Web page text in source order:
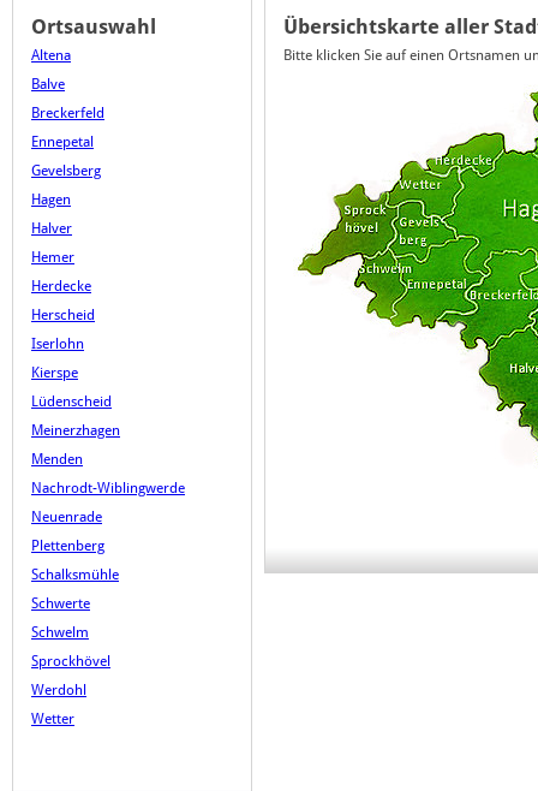
Ortsauswahl
Altena
Balve
Breckerfeld
Ennepetal
Gevelsberg
Hagen
Halver
Hemer
Herdecke
Herscheid
Iserlohn
Kierspe
Lüdenscheid
Meinerzhagen
Menden
Nachrodt-Wiblingwerde
Neuenrade
Plettenberg
Schalksmühle
Schwerte
Schwelm
Sprockhövel
Werdohl
Wetter
Übersichtskarte aller
Bitte klicken Sie auf einen Ortsnamen